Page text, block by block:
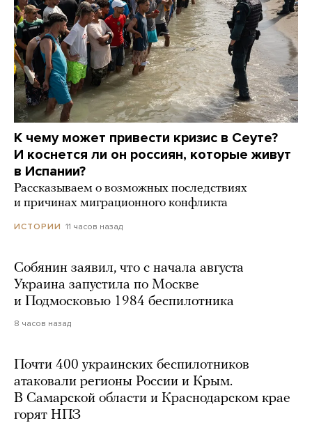
К чему может привести кризис в Сеуте?
И коснется ли он россиян, которые живут
в Испании?
Рассказываем о возможных последствиях
и причинах миграционного конфликта
ИСТОРИИ 11 часов назад
Собянин заявил, что с начала августа
Украина запустила по Москве
и Подмосковью 1984 беспилотника
8 часов назад
Почти 400 украинских беспилотников
атаковали регионы России и Крым.
В Самарской области и Краснодарском крае
горят НПЗ